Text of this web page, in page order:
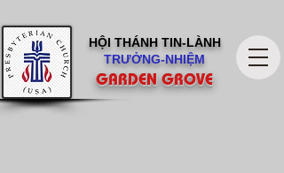
HỘI THÁNH TIN-LÀNH
TRƯỞNG-NHIỆM
GARDEN GROVE